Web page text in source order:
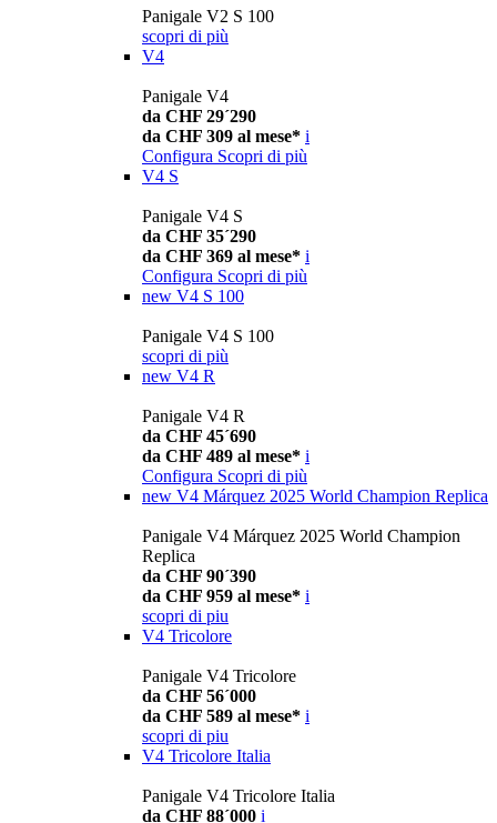
Panigale V2 S 100
scopri di più
V4
Panigale V4
da CHF 29´290
da CHF 309 al mese* i
Configura Scopri di più
V4 S
Panigale V4 S
da CHF 35´290
da CHF 369 al mese* i
Configura Scopri di più
new V4 S 100
Panigale V4 S 100
scopri di più
new V4 R
Panigale V4 R
da CHF 45´690
da CHF 489 al mese* i
Configura Scopri di più
new V4 Márquez 2025 World Champion Replica
Panigale V4 Márquez 2025 World Champion
Replica
da CHF 90´390
da CHF 959 al mese* i
scopri di piu
V4 Tricolore
Panigale V4 Tricolore
da CHF 56´000
da CHF 589 al mese* i
scopri di piu
V4 Tricolore Italia
Panigale V4 Tricolore Italia
da CHF 88´000 i